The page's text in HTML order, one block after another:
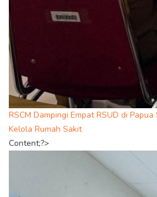
RSCM Dampingi Empat RSUD di
Kelola Rumah Sakit
Content;?>